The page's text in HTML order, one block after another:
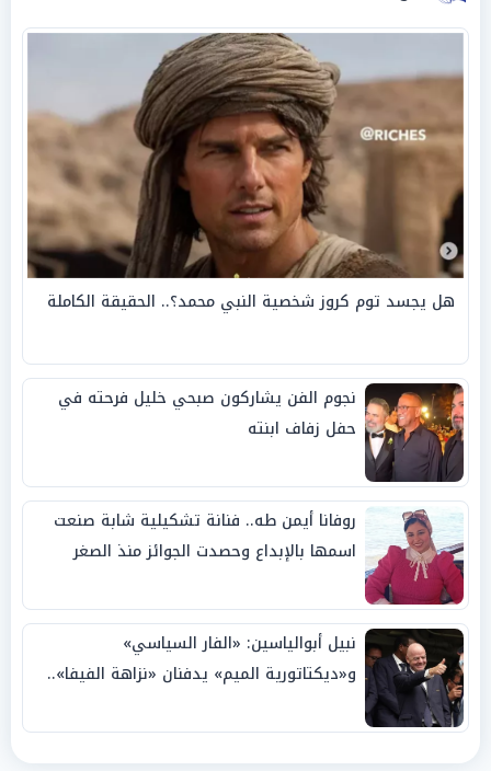
هل يجسد توم كروز شخصية النبي محمد؟.. الحقيقة الكاملة
نجوم الفن يشاركون صبحي خليل فرحته في
حفل زفاف ابنته
روفانا أيمن طه.. فنانة تشكيلية شابة صنعت
اسمها بالإبداع وحصدت الجوائز منذ الصغر
نبيل أبوالياسين: «الفار السياسي»
و«ديكتاتورية الميم» يدفنان «نزاهة الفيفا»..